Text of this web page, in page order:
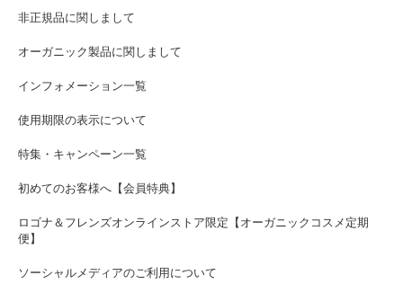
非正規品に関しまして
オーガニック製品に関しまして
インフォメーション一覧
使用期限の表示について
特集・キャンペーン一覧
初めてのお客様へ【会員特典】
ロゴナ＆フレンズオンラインストア限定【オーガニックコスメ定期
便】
ソーシャルメディアのご利用について